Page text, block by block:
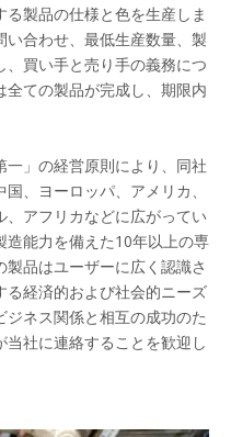
製品の仕様と色を生産しま
合わせ、最低生産数量、製
買い手と売り手の義務につ
ての製品が完成し、期限内
一」の経営原則により、同社
、ヨーロッパ、アメリカ、
アフリカなどに広がってい
造能力を備えた10年以上の専
品はユーザーに広く認識さ
る経済的および社会的ニーズ
ネス関係と相互の成功のた
社に連絡することを歓迎し